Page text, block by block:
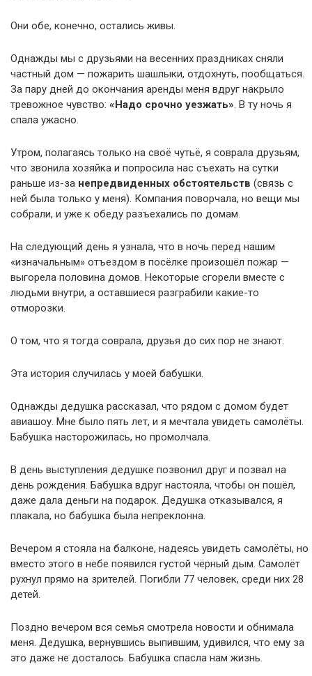
Они обе, конечно, остались живы.
Однажды мы с друзьями на весенних праздниках сняли
частный дом — пожарить шашлыки, отдохнуть, пообщаться.
За пару дней до окончания аренды меня вдруг накрыло
тревожное чувство: «Надо срочно уезжать». В ту ночь я
спала ужасно.
Утром, полагаясь только на своё чутьё, я соврала друзьям,
что звонила хозяйка и попросила нас съехать на сутки
раньше из-за непредвиденных обстоятельств (связь с
ней была только у меня). Компания поворчала, но вещи мы
собрали, и уже к обеду разъехались по домам.
На следующий день я узнала, что в ночь перед нашим
«изначальным» отъездом в посёлке произошёл пожар —
выгорела половина домов. Некоторые сгорели вместе с
людьми внутри, а оставшиеся разграбили какие-то
отморозки.
О том, что я тогда соврала, друзья до сих пор не знают.
Эта история случилась у моей бабушки.
Однажды дедушка рассказал, что рядом с домом будет
авиашоу. Мне было пять лет, и я мечтала увидеть самолёты.
Бабушка насторожилась, но промолчала.
В день выступления дедушке позвонил друг и позвал на
день рождения. Бабушка вдруг настояла, чтобы он пошёл,
даже дала деньги на подарок. Дедушка отказывался, я
плакала, но бабушка была непреклонна.
Вечером я стояла на балконе, надеясь увидеть самолёты, но
вместо этого в небе появился густой чёрный дым. Самолёт
рухнул прямо на зрителей. Погибли 77 человек, среди них 28
детей.
Поздно вечером вся семья смотрела новости и обнимала
меня. Дедушка, вернувшись выпившим, удивился, что ему за
это даже не досталось. Бабушка спасла нам жизнь.